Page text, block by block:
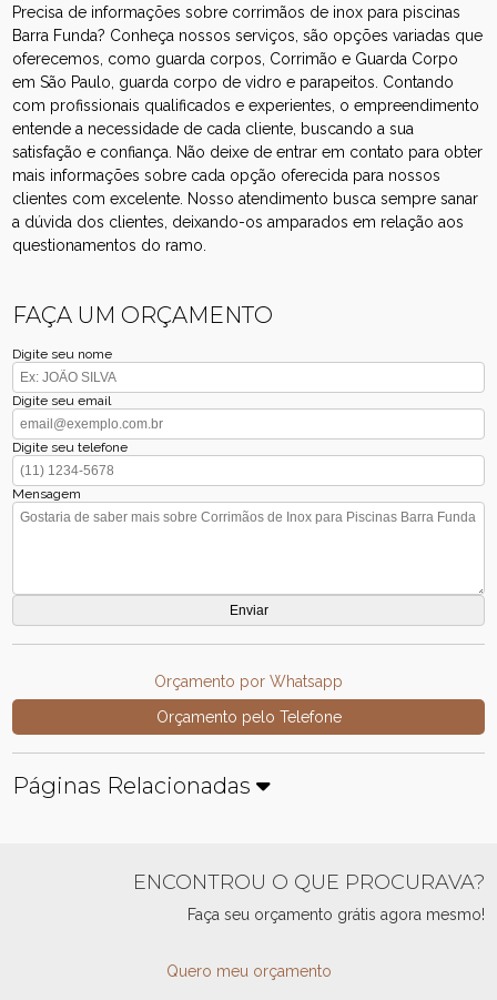
Precisa de informações sobre corrimãos de inox para piscinas
Barra Funda? Conheça nossos serviços, são opções variadas que
oferecemos, como guarda corpos, Corrimão e Guarda Corpo
em São Paulo, guarda corpo de vidro e parapeitos. Contando
com profissionais qualificados e experientes, o empreendimento
entende a necessidade de cada cliente, buscando a sua
satisfação e confiança. Não deixe de entrar em contato para obter
mais informações sobre cada opção oferecida para nossos
clientes com excelente. Nosso atendimento busca sempre sanar
a dúvida dos clientes, deixando-os amparados em relação aos
questionamentos do ramo.
FAÇA UM ORÇAMENTO
Digite seu nome
Digite seu email
Digite seu telefone
Mensagem
Orçamento por Whatsapp
Orçamento pelo Telefone
Páginas Relacionadas
ENCONTROU O QUE PROCURAVA?
Faça seu orçamento grátis agora mesmo!
Quero meu orçamento